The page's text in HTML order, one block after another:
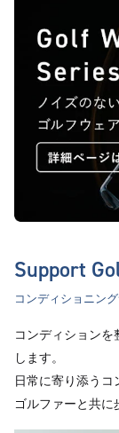
Support
コンディショニン
コンディションを
します。
日常に寄り添う
ゴルファーと共に